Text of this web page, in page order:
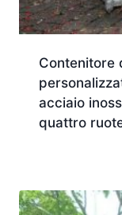
Contenitore
acciaio
quattro